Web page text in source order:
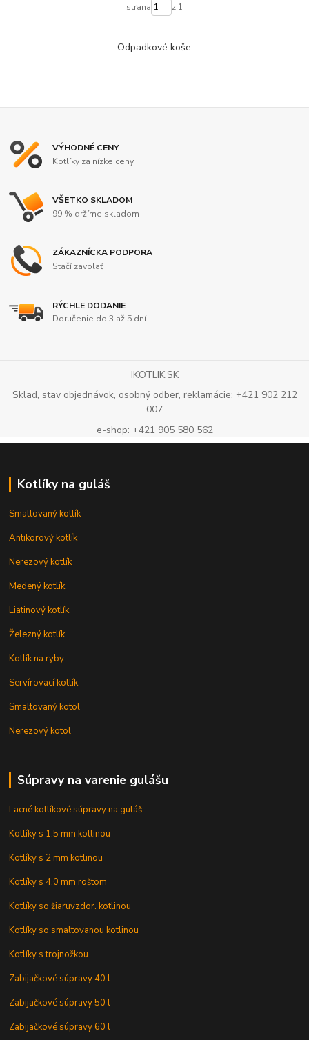
strana z 1
Odpadkové koše
VÝHODNÉ CENY
Kotlíky za nízke ceny
VŠETKO SKLADOM
99 % držíme skladom
ZÁKAZNÍCKA PODPORA
Stačí zavolať
RÝCHLE DODANIE
Doručenie do 3 až 5 dní
IKOTLIK.SK
Sklad, stav objednávok, osobný odber, reklamácie: +421 902 212
007
e-shop: +421 905 580 562
Kotlíky na guláš
Smaltovaný kotlík
Antikorový kotlík
Nerezový kotlík
Medený kotlík
Liatinový kotlík
Železný kotlík
Kotlík na ryby
Servírovací kotlík
Smaltovaný kotol
Nerezový kotol
Súpravy na varenie gulášu
Lacné kotlíkové súpravy na guláš
Kotlíky s 1,5 mm kotlinou
Kotlíky s 2 mm kotlinou
Kotlíky s 4,0 mm roštom
Kotlíky so žiaruvzdor. kotlinou
Kotlíky so smaltovanou kotlinou
Kotlíky s trojnožkou
Zabijačkové súpravy 40 l
Zabijačkové súpravy 50 l
Zabijačkové súpravy 60 l